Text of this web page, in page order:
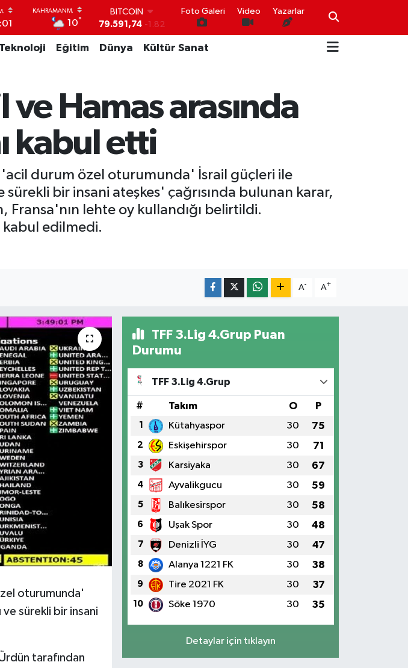
10°
79.591,74
-1.82
DOLAR
EURO
G.ALTIN
6862,09000 0.19
14.598,00
Foto Galeri Video Yazarlar
Teknoloji Eğitim Dünya Kültür Sanat
Hamas arasında
kabul etti
durum özel oturumunda' İsrail güçleri ile
bir insani ateşkes' çağrısında bulunan karar,
lehte oy kullandığı belirtildi.
kabul edilmedi.
A- A+
oturumunda'
ve sürekli bir insani
tarafından
TFF 3.Lig 4.Grup Puan
Durumu
TFF 3.Lig 4.Grup
# Takım O P
1 Kütahyaspor 30 75
2 Eskişehirspor 30 71
3 Karsiyaka 30 67
4 Ayvalikgucu 30 59
5 Balıkesirspor 30 58
6 Uşak Spor 30 48
7 Denizli İYG 30 47
8 Alanya 1221 FK 30 38
9 Tire 2021 FK 30 37
10 Söke 1970 30 35
Detaylar için tıklayın